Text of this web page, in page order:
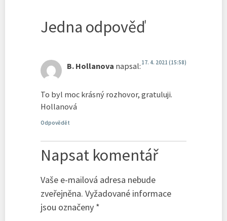
Jedna odpověď
B. Hollanova napsal: 17. 4. 2021 (15:58)
To byl moc krásný rozhovor, gratuluji.
Hollanová
Odpovědět
Napsat komentář
Vaše e-mailová adresa nebude
zveřejněna. Vyžadované informace
jsou označeny *